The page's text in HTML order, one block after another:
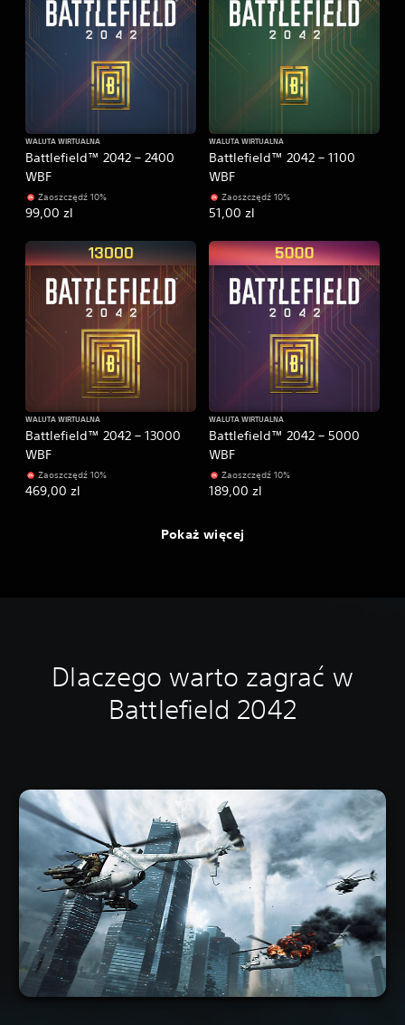
Battlefield™ 2042 – 2400
WBF
WALUTA WIRTUALNA
Zaoszczędź 10%
99,00 zl
Battlefield™ 2042 – 1100
WBF
WALUTA WIRTUALNA
Zaoszczędź 10%
51,00 zl
Battlefield™ 2042 – 13000
WBF
WALUTA WIRTUALNA
Zaoszczędź 10%
469,00 zl
Battlefield™ 2042 – 5000
WBF
WALUTA WIRTUALNA
Zaoszczędź 10%
189,00 zl
Pokaż więcej
Dlaczego warto zagrać w
Battlefield 2042